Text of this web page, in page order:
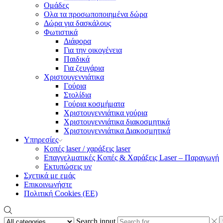
Ομάδες
Ολα τα προσωποποιημένα δώρα
Δώρα για δασκάλους
Φωτιστικά
Διάφορα
Για την οικογένεια
Παιδικά
Για ζευγάρια
Χριστουγεννιάτικα
Γούρια
Στολίδια
Γούρια κοσμήματα
Χριστουγεννιάτικα γούρια
Χριστουγεννιάτικα διακοσμητικά
Χριστουγεννιάτικα Διακοσμητικά
Υπηρεσίες
Κοπές laser / χαράξεις laser
Επαγγελματικές Κοπές & Χαράξεις Laser – Παραγωγή
Εκτυπώσεις υν
Σχετικά με εμάς
Επικοινωνήστε
Πολιτική Cookies (ΕΕ)